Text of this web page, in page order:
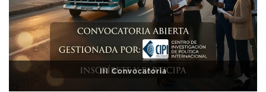
XI Conference on Strategic Studies